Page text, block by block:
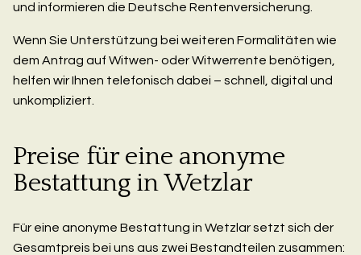
und informieren die Deutsche Rentenversicherung.
Wenn Sie Unterstützung bei weiteren Formalitäten wie
dem Antrag auf Witwen- oder Witwerrente benötigen,
helfen wir Ihnen telefonisch dabei – schnell, digital und
unkompliziert.
Preise für eine anonyme
Bestattung in Wetzlar
Für eine anonyme Bestattung in Wetzlar setzt sich der
Gesamtpreis bei uns aus zwei Bestandteilen zusammen: